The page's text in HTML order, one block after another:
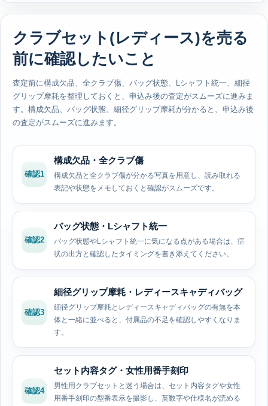
クラブセット(レディース)を売る
前に確認したいこと
査定前に構成欠品、全クラブ傷、バッグ状態、Lシャフト統一、細径
グリップ摩耗を整理しておくと、申込み後の査定がスムーズに進みま
す。構成欠品、バッグ状態、細径グリップ摩耗が分かると、申込み後
の査定がスムーズに進みます。
確認1
構成欠品・全クラブ傷
構成欠品と全クラブ傷が分かる写真を用意し、読み取れる
表記や状態をメモしておくと確認がスムーズです。
確認2
バッグ状態・Lシャフト統一
バッグ状態やLシャフト統一に気になる点がある場合は、症
状の出方と確認したタイミングを書き添えてください。
確認3
細径グリップ摩耗・レディースキャディバッグ
細径グリップ摩耗とレディースキャディバッグの有無を本
体と一緒に並べると、付属品の不足を確認しやすくなりま
す。
確認4
セット内容タグ・女性用番手刻印
男性用クラブセットと迷う場合は、セット内容タグや女性
用番手刻印の型番表示を撮影し、英数字や仕様名が読める